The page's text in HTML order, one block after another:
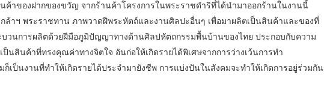
าของฝากของขวัญ จากร้านค้าโครงการในพระราชดำริที่ได้นำมาออกร้านในงานนี้
าฯ พระราชทาน ภาพวาดฝีพระหัตถ์และงานศิลปะอื่นๆ เพื่อมาผลิตเป็นสินค้าและของที่
วนการผลิตด้วยฝีมือภูมิปัญญาทางด้านศิลปหัตถกรรมพื้นบ้านของไทย ประกอบกับความ
นสินค้าที่ทรงคุณค่าทางจิตใจ อันก่อให้เกิดรายได้พิเศษจากการว่างเว้นการทำ
เป็นงานที่ทำให้เกิดรายได้ประจำมายังชีพ การแบ่งปันในสังคมจะทำให้เกิดการอยู่ร่วมกัน